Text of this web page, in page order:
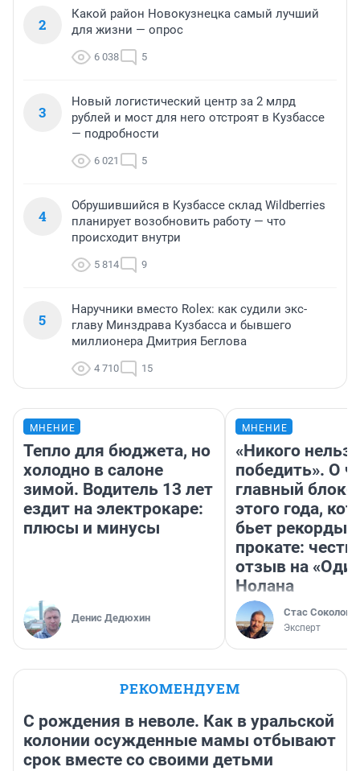
2
Какой район Новокузнецка самый лучший
для жизни — опрос
6 038 5
3
Новый логистический центр за 2 млрд
рублей и мост для него отстроят в Кузбассе
— подробности
6 021 5
4
Обрушившийся в Кузбассе склад Wildberries
планирует возобновить работу — что
происходит внутри
5 814 9
5
Наручники вместо Rolex: как судили экс-
главу Минздрава Кузбасса и бывшего
миллионера Дмитрия Беглова
4 710 15
МНЕНИЕ
Тепло для бюджета, но
холодно в салоне
зимой. Водитель 13 лет
ездит на электрокаре:
плюсы и минусы
Денис Дедюхин
МНЕНИЕ
«Никого нельзя
победить». О
главный
этого года,
бьет рекорды в
прокате:
отзыв на
Нолана
Стас Соколов
Эксперт
РЕКОМЕНДУЕМ
С рождения в неволе. Как в уральской
колонии осужденные мамы отбывают
срок вместе со своими детьми